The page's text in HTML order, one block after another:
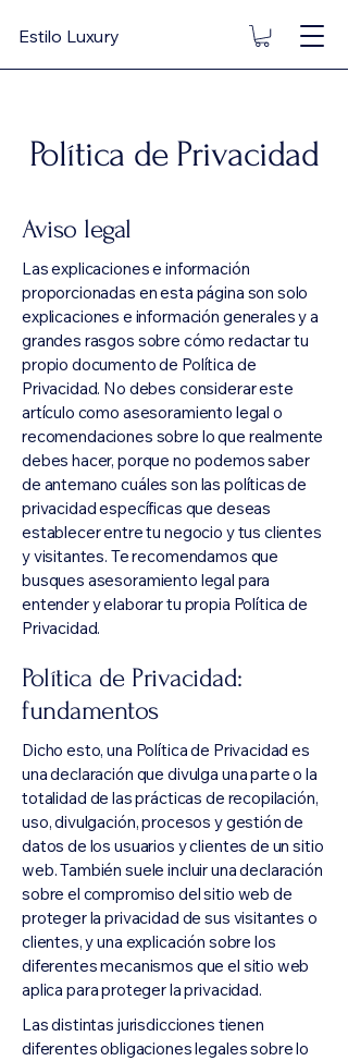
Estilo Luxury
Política de Privacidad
Aviso legal
Las explicaciones e información
proporcionadas en esta página son solo
explicaciones e información generales y a
grandes rasgos sobre cómo redactar tu
propio documento de Política de
Privacidad. No debes considerar este
artículo como asesoramiento legal o
recomendaciones sobre lo que realmente
debes hacer, porque no podemos saber
de antemano cuáles son las políticas de
privacidad específicas que deseas
establecer entre tu negocio y tus clientes
y visitantes. Te recomendamos que
busques asesoramiento legal para
entender y elaborar tu propia Política de
Privacidad.
Política de Privacidad:
fundamentos
Dicho esto, una Política de Privacidad es
una declaración que divulga una parte o la
totalidad de las prácticas de recopilación,
uso, divulgación, procesos y gestión de
datos de los usuarios y clientes de un sitio
web. También suele incluir una declaración
sobre el compromiso del sitio web de
proteger la privacidad de sus visitantes o
clientes, y una explicación sobre los
diferentes mecanismos que el sitio web
aplica para proteger la privacidad.
Las distintas jurisdicciones tienen
diferentes obligaciones legales sobre lo